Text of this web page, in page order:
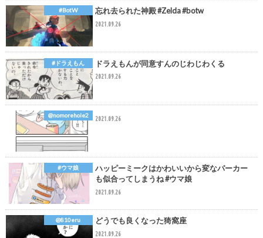
#BotW 忘れ去られた神殿 #Zelda #botw
2021.09.26
#ドラえもん ドラえもんが同意すんのじわじわくる
2021.09.26
@nomorehole2 2021.09.26
#ウマ娘
ハッピーミークはかわいいから変なパーカー
も似合ってしまうね #ウマ娘
2021.09.26
@810eru どうでも良くなった猗窩座
2021.09.26